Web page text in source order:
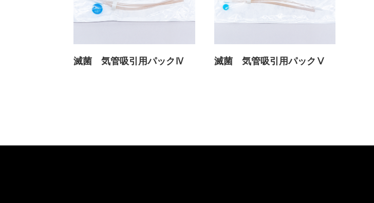
滅菌 気管吸引用パックⅣ 滅菌 気管吸引用パックⅤ